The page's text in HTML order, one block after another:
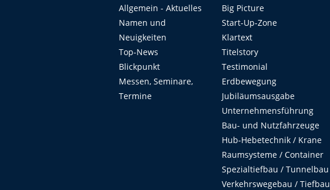
Allgemein - Aktuelles
Namen und
Neuigkeiten
Top-News
Blickpunkt
Messen, Seminare,
Termine
Big Picture
Start-Up-Zone
Klartext
Titelstory
Testimonial
Erdbewegung
Jubiläumsausgabe
Unternehmensführung
Bau- und Nutzfahrzeuge
Hub-Hebetechnik / Krane
Raumsysteme / Container
Spezialtiefbau / Tunnelbau
Verkehrswegebau / Tiefbau